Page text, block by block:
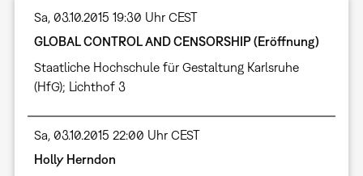
Sa, 03.10.2015 19:30 Uhr CEST
GLOBAL CONTROL AND CENSORSHIP (Eröffnung)
Staatliche Hochschule für Gestaltung Karlsruhe
(HfG); Lichthof 3
Sa, 03.10.2015 22:00 Uhr CEST
Holly Herndon